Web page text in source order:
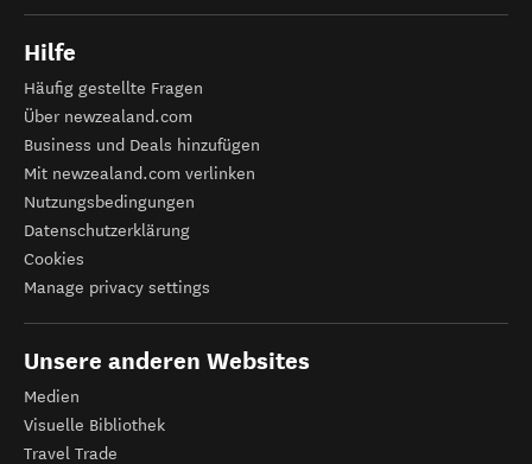
Hilfe
Häufig gestellte Fragen
Über newzealand.com
Business und Deals hinzufügen
Mit newzealand.com verlinken
Nutzungsbedingungen
Datenschutzerklärung
Cookies
Manage privacy settings
Unsere anderen Websites
Medien
Visuelle Bibliothek
Travel Trade